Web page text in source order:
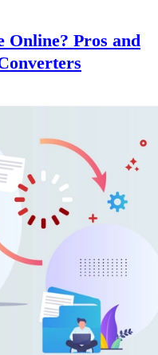
Online? Pros and